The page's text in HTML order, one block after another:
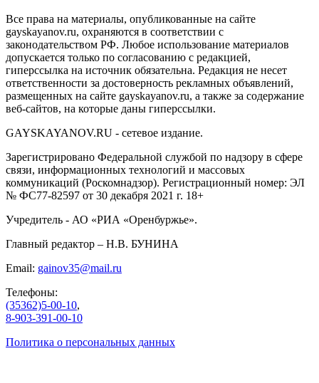
Все права на материалы, опубликованные на сайте
gayskayanov.ru, охраняются в соответствии с
законодательством РФ. Любое использование материалов
допускается только по согласованию с редакцией,
гиперссылка на источник обязательна. Редакция не несет
ответственности за достоверность рекламных объявлений,
размещенных на сайте gayskayanov.ru, а также за содержание
веб-сайтов, на которые даны гиперссылки.
GAYSKAYANOV.RU - сетевое издание.
Зарегистрировано Федеральной службой по надзору в сфере
связи, информационных технологий и массовых
коммуникаций (Роскомнадзор). Регистрационный номер: ЭЛ
№ ФС77-82597 от 30 декабря 2021 г. 18+
Учредитель - АО «РИА «Оренбуржье».
Главный редактор – Н.В. БУНИНА
Email: gainov35@mail.ru
Телефоны:
(35362)5-00-10,
8-903-391-00-10
Политика о персональных данных